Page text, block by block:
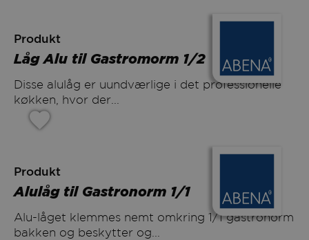
Produkt
Låg Alu til Gastromorm 1/2
Disse alulåg er uundværlige i det professionelle
køkken, hvor der...
Produkt
Alulåg til Gastronorm 1/1
Alu-låget klemmes nemt omkring 1/1 gastronorm
bakken og beskytter og...